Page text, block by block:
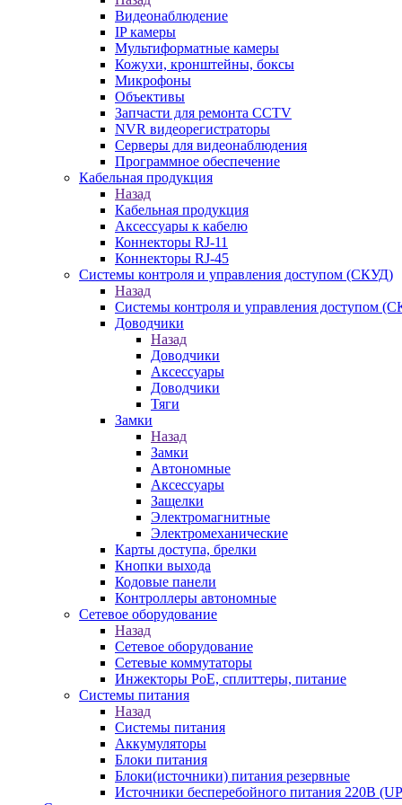
Видеонаблюдение
IP камеры
Мультиформатные камеры
Кожухи, кронштейны, боксы
Микрофоны
Объективы
Запчасти для ремонта CCTV
NVR видеорегистраторы
Серверы для видеонаблюдения
Программное обеспечение
Кабельная продукция
Назад
Кабельная продукция
Аксессуары к кабелю
Коннекторы RJ-11
Коннекторы RJ-45
Системы контроля и управления доступом (СКУД)
Назад
Системы контроля и управления доступом
Доводчики
Назад
Доводчики
Аксессуары
Доводчики
Тяги
Замки
Назад
Замки
Автономные
Аксессуары
Защелки
Электромагнитные
Электромеханические
Карты доступа, брелки
Кнопки выхода
Кодовые панели
Контроллеры автономные
Сетевое оборудование
Назад
Сетевое оборудование
Сетевые коммутаторы
Инжекторы РоЕ, сплиттеры, питание
Системы питания
Назад
Системы питания
Аккумуляторы
Блоки питания
Блоки(источники) питания резервные
Источники бесперебойного питания 220В